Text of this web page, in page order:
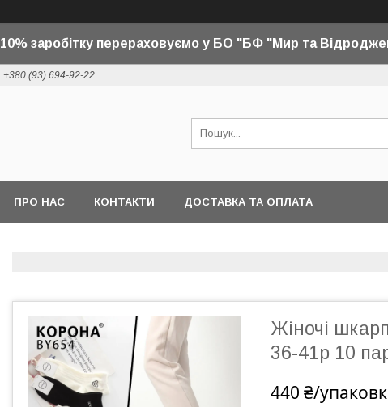
10% заробітку перераховуємо у БО "БФ "Мир та
+380 (93) 694-92-22
ПРО НАС КОНТАКТИ ДОСТАВКА ТА ОПЛАТА
Жіночі
36-41р 10
440 ₴/